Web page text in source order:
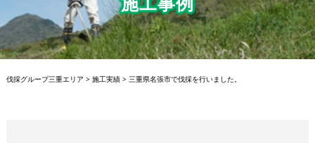
伐採グループ三重エリア > 施工実績> 三重県名張市で伐採を行いました。